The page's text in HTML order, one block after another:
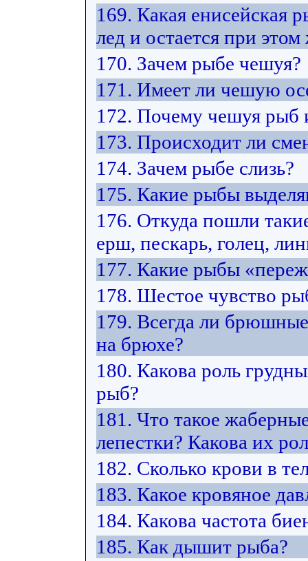
169. Какая енисейская
лед и остается при
170. Зачем рыбе чешуя?
171. Имеет ли чешую
172. Почему чешуя рыб
173. Происходит ли
174. Зачем рыбе слизь?
175. Какие рыбы
176. Откуда пошли
ерш, пескарь, голец,
177. Какие рыбы
178. Шестое чувство
179. Всегда ли
на брюхе?
180. Какова роль
рыб?
181. Что такое
лепестки? Какова их
182. Сколько крови в
183. Какое кровяное
184. Какова частота
185. Как дышит рыба?